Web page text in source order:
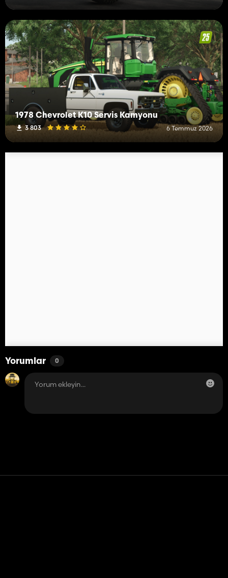
1978 Chevrolet K10 Servis Kamyonu
3 803 6 Temmuz 2026
Yorumlar 0